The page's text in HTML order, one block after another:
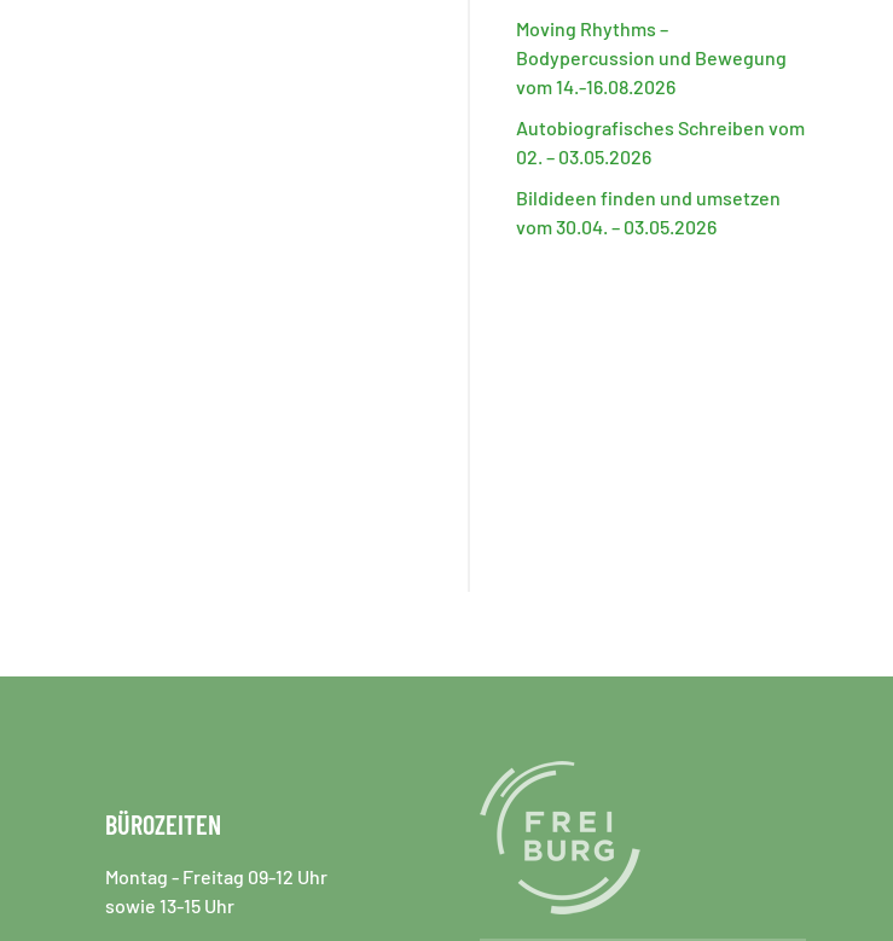
Moving Rhythms –
Bodypercussion und Bewegung
vom 14.-16.08.2026
Autobiografisches Schreiben vom
02. – 03.05.2026
Bildideen finden und umsetzen
vom 30.04. – 03.05.2026
BÜROZEITEN
Montag - Freitag 09-12 Uhr
sowie 13-15 Uhr